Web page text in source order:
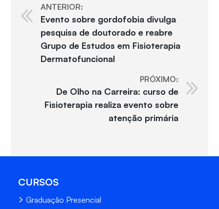
ANTERIOR:
Evento sobre gordofobia divulga
pesquisa de doutorado e reabre
Grupo de Estudos em Fisioterapia
Dermatofuncional
PRÓXIMO:
De Olho na Carreira: curso de
Fisioterapia realiza evento sobre
atenção primária
CURSOS
Graduação Presencial